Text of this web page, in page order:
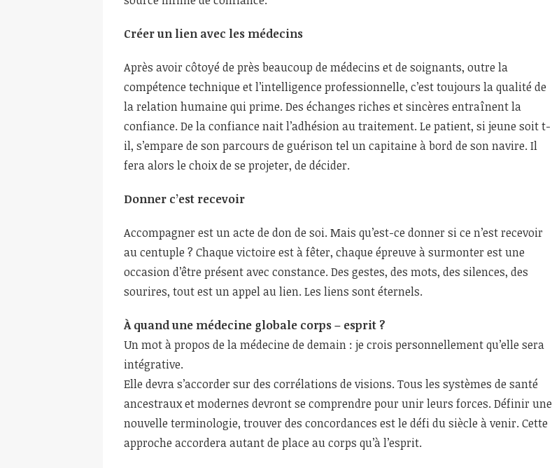
Créer un lien avec les médecins
Après avoir côtoyé de près beaucoup de médecins et de soignants, outre la
compétence technique et l’intelligence professionnelle, c’est toujours la qualité de
la relation humaine qui prime. Des échanges riches et sincères entraînent la
confiance. De la confiance nait l’adhésion au traitement. Le patient, si jeune soit t-
il, s’empare de son parcours de guérison tel un capitaine à bord de son navire. Il
fera alors le choix de se projeter, de décider.
Donner c’est recevoir
Accompagner est un acte de don de soi. Mais qu’est-ce donner si ce n’est recevoir
au centuple ? Chaque victoire est à fêter, chaque épreuve à surmonter est une
occasion d’être présent avec constance. Des gestes, des mots, des silences, des
sourires, tout est un appel au lien. Les liens sont éternels.
À quand une médecine globale corps – esprit ?
Un mot à propos de la médecine de demain : je crois personnellement qu’elle sera
intégrative.
Elle devra s’accorder sur des corrélations de visions. Tous les systèmes de santé
ancestraux et modernes devront se comprendre pour unir leurs forces. Définir une
nouvelle terminologie, trouver des concordances est le défi du siècle à venir. Cette
approche accordera autant de place au corps qu’à l’esprit.